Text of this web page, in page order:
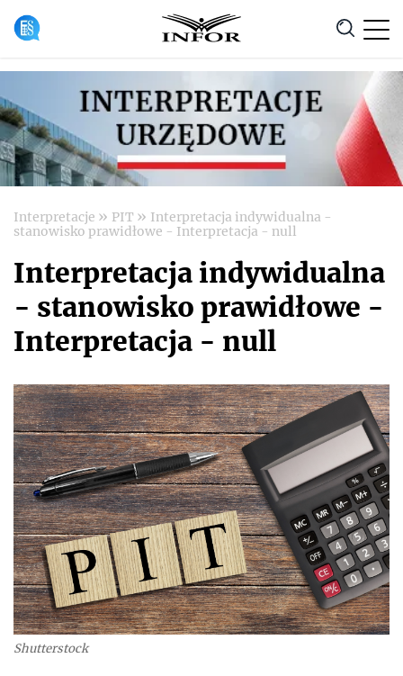
Anuluj
Interpretacje » PIT » Interpretacja indywidualna -
stanowisko prawidłowe - Interpretacja - null
Interpretacja indywidualna
- stanowisko prawidłowe -
Interpretacja - null
Shutterstock